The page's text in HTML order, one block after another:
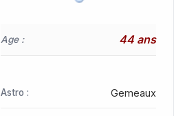
Age : 44 ans
Astro : Gemeaux